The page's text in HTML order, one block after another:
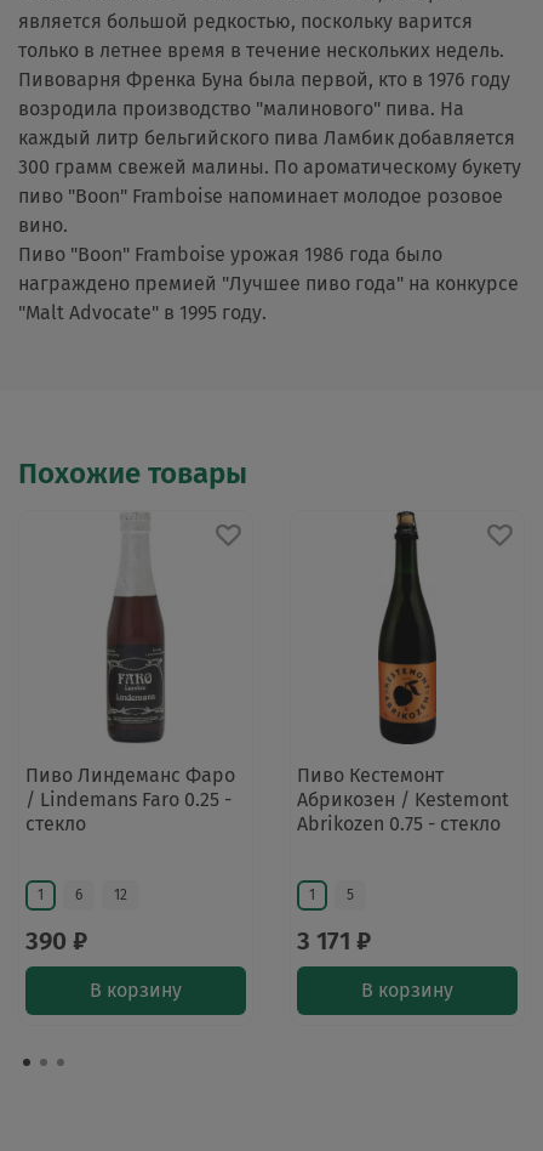
является большой редкостью, поскольку варится
только в летнее время в течение нескольких недель.
Пивоварня Френка Буна была первой, кто в 1976 году
возродила производство "малинового" пива. На
каждый литр бельгийского пива Ламбик добавляется
300 грамм свежей малины. По ароматическому букету
пиво "Boon" Framboise напоминает молодое розовое
вино.
Пиво "Boon" Framboise урожая 1986 года было
награждено премией "Лучшее пиво года" на конкурсе
"Malt Advocate" в 1995 году.
Похожие товары
Пиво Линдеманс Фаро
/ Lindemans Faro 0.25 -
стекло
1 6 12
390 ₽
В корзину
Пиво Кестемонт
Абрикозен / Kestemont
Abrikozen 0.75 - стекло
1 5
3 171 ₽
В корзину